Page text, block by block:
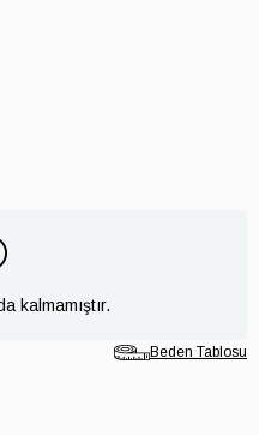
kalmamıştır.
Beden Tablosu